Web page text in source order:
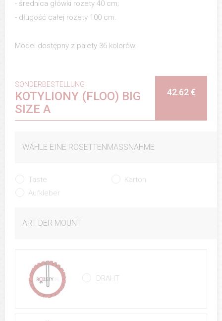
- średnica główki rozety 40 cm;
- długość całej rozety 100 cm.
Model dostępny z palety 36 kolorów.
SONDERBESTELLUNG
KOTYLIONY (FLOO) BIG
SIZE A
42.62 €
WÄHLE EINE ROSETTENMASSNAHME
Taste
Karton
Aufkleber
ART DER MOUNT
DRAHT